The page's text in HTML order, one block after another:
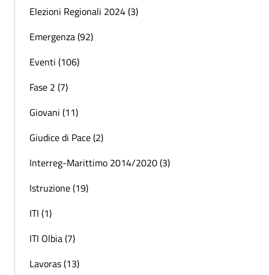
Elezioni Regionali 2024 (3)
Emergenza (92)
Eventi (106)
Fase 2 (7)
Giovani (11)
Giudice di Pace (2)
Interreg-Marittimo 2014/2020 (3)
Istruzione (19)
ITI (1)
ITI Olbia (7)
Lavoras (13)